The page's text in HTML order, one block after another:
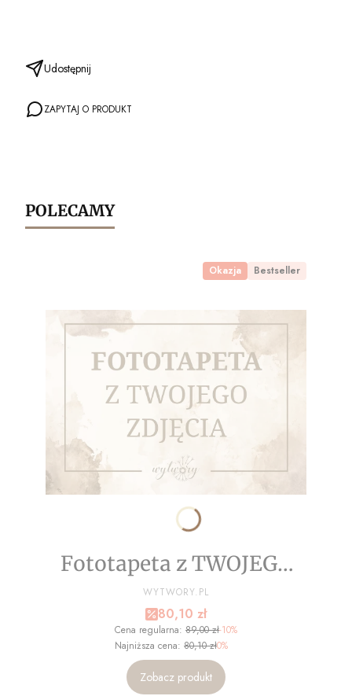
Udostępnij
ZAPYTAJ O PRODUKT
POLECAMY
Okazja Bestseller
Fototapeta z TWOJEGO
ZDJĘCIA - NA WYMIAR
PRODUCENT
WYTWORY.PL
Cena promocyjna
80,10 zł
Cena regularna: 89,00 zł-10%
Najniższa cena: 80,10 zł0%
Zobacz produkt